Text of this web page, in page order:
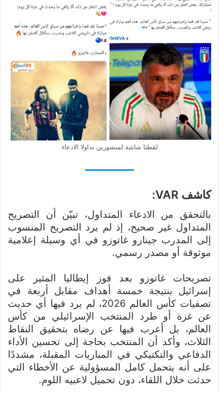
لقطتا شاشة لمنشورين تداولا الادعاء
كاشف VAR:
بالتحقق من الادعاء المتداول، تبيّن أن التصريح
المتداول غير صحيح، إذ لم يرد التصريح المنسوب
إلى المدرب جينارو غاتوزو في أي وسيلة إعلامية
موثوقة أو مصدر رسمي.
تصريحات غاتوزو بعد فوز إيطاليا المثير على
إسرائيل بنتيجة خمسة أهداف مقابل أربعة في
تصفيات كأس العالم 2026، لم يرد فيها أي حديث
عن غزة أو طرد المنتخب الإسرائيلي من كأس
العالم، بل أعرب فيها عن رضاه بتحقيق النقاط
الثلاث، وأكد أن المنتخب بحاجة إلى تحسين الأداء
الدفاعي والتكتيكي في المباريات المقبلة، مشددًا
على أنه يتحمل كامل المسؤولية عن الأخطاء التي
حدثت خلال اللقاء، دون تحميل لاعبيه اللوم.